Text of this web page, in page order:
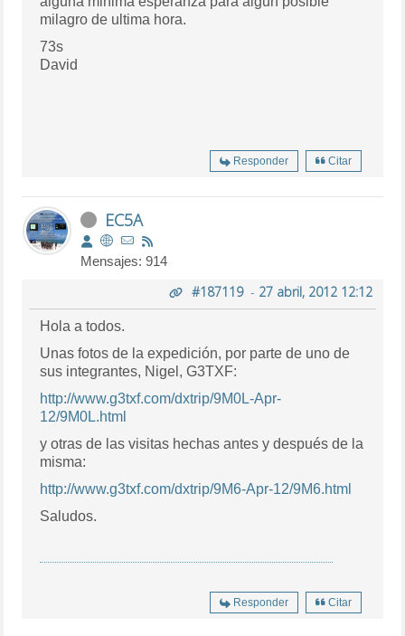
milagro de ultima hora.
73s
David
Responder Citar
EC5A
Mensajes: 914
#187119- 27 abril, 2012 12:12
Hola a todos.
Unas fotos de la expedición, por parte de uno de
sus integrantes, Nigel, G3TXF:
http://www.g3txf.com/dxtrip/9M0L-Apr-
12/9M0L.html
y otras de las visitas hechas antes y después de la
misma:
http://www.g3txf.com/dxtrip/9M6-Apr-12/9M6.html
Saludos.
Responder Citar